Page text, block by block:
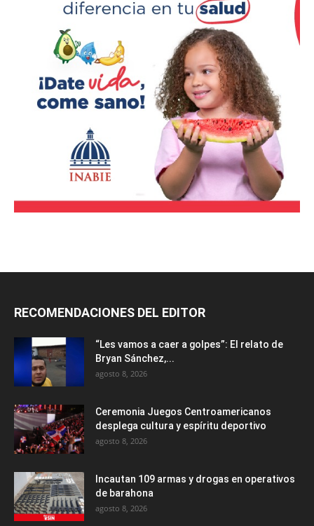
RECOMENDACIONES DEL EDITOR
“Les vamos a caer a golpes”: El relato de
Bryan Sánchez,...
agosto 8, 2026
Ceremonia Juegos Centroamericanos
desplega cultura y espíritu deportivo
agosto 8, 2026
Incautan 109 armas y drogas en operativos
de barahona
agosto 8, 2026